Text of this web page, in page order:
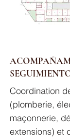
Coordination
(plomberie,
maçonnerie,
extensions) et